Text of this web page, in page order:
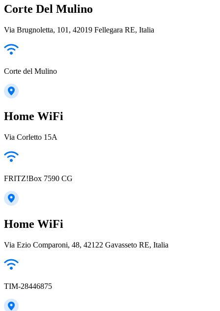
Corte Del Mulino
Via Brugnoletta, 101, 42019 Fellegara RE, Italia
Corte del Mulino
Home WiFi
Via Corletto 15A
FRITZ!Box 7590 CG
Home WiFi
Via Ezio Comparoni, 48, 42122 Gavasseto RE, Italia
TIM-28446875